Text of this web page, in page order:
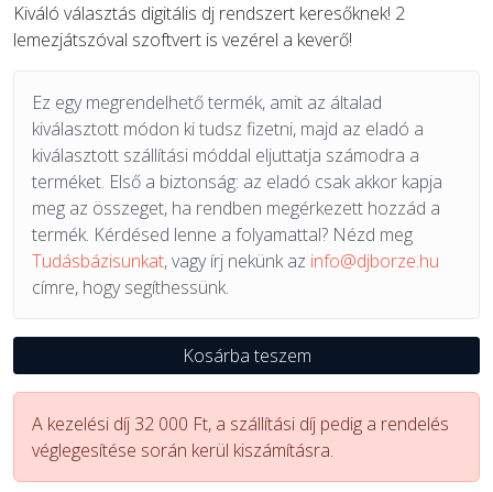
Kiváló választás digitális dj rendszert keresőknek! 2
lemezjátszóval szoftvert is vezérel a keverő!
Ez egy megrendelhető termék, amit az általad
kiválasztott módon ki tudsz fizetni, majd az eladó a
kiválasztott szállítási móddal eljuttatja számodra a
terméket. Első a biztonság: az eladó csak akkor kapja
meg az összeget, ha rendben megérkezett hozzád a
termék. Kérdésed lenne a folyamattal? Nézd meg
Tudásbázisunkat, vagy írj nekünk az info@djborze.hu
címre, hogy segíthessünk.
Kosárba teszem
A kezelési díj 32 000 Ft, a szállítási díj pedig a rendelés
véglegesítése során kerül kiszámításra.